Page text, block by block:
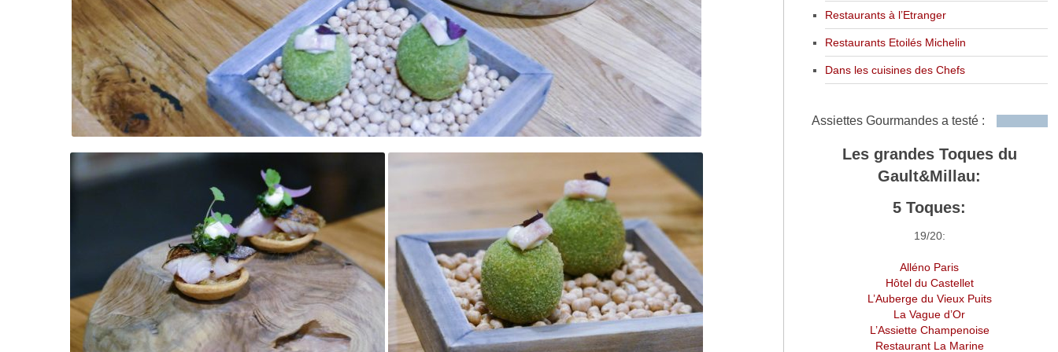
Restaurants à l’Etranger
Restaurants Etoilés Michelin
Dans les cuisines des Chefs
Assiettes Gourmandes a testé :
Les grandes Toques du
Gault&Millau:
5 Toques:
19/20:
Alléno Paris
Hôtel du Castellet
L’Auberge du Vieux Puits
La Vague d’Or
L’Assiette Champenoise
Restaurant La Marine